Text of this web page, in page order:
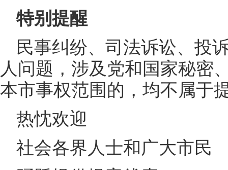
特别提醒
民事纠纷、司法诉讼、投
人问题，涉及党和国家秘密
本市事权范围的，均不属于
热忱欢迎
社会各界人士和广大市民